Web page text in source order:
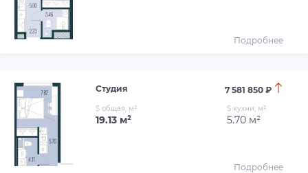
Подробнее
Студия 7 581 850 ₽
S общая, м²
19.13 м²
S кухни, м²
5.70 м²
Подробнее